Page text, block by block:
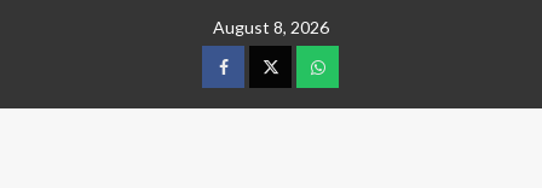
August 8, 2026
facebooktwitterwtsp